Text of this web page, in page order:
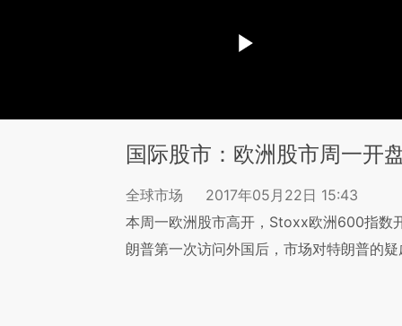
国际股市：欧洲股市周一开
全球市场
2017年05月22日 15:43
本周一欧洲股市高开，Stoxx欧洲600指数
朗普第一次访问外国后，市场对特朗普的